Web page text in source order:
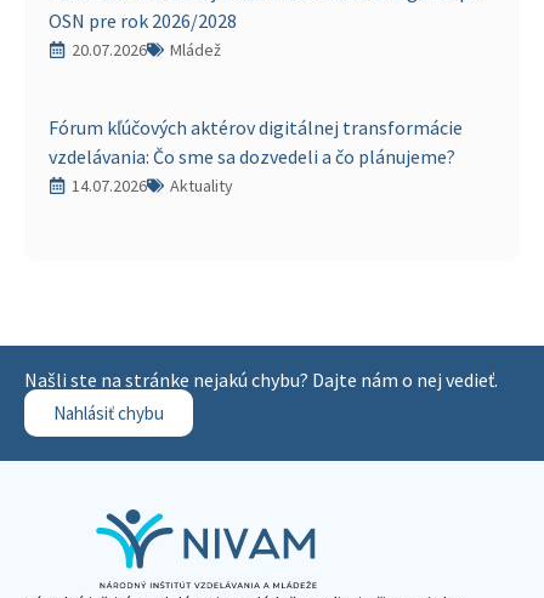
OSN pre rok 2026/2028
20.07.2026 Mládež
Fórum kľúčových aktérov digitálnej transformácie
vzdelávania: Čo sme sa dozvedeli a čo plánujeme?
14.07.2026 Aktuality
Našli ste na stránke nejakú chybu? Dajte nám o nej vedieť.
Nahlásiť chybu